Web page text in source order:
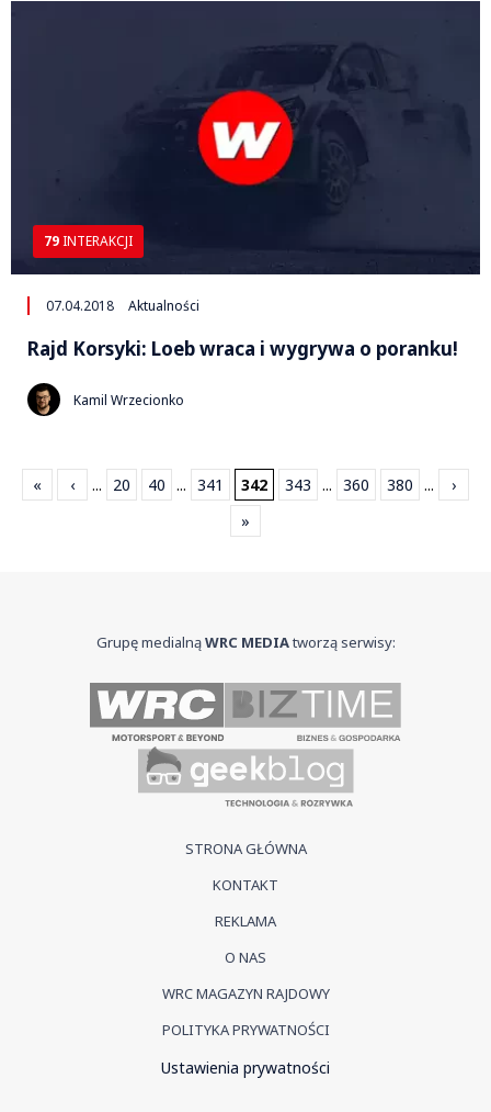
79 INTERAKCJI
07.04.2018 Aktualności
Rajd Korsyki: Loeb wraca i wygrywa o poranku!
Kamil Wrzecionko
« ‹ ... 20 40 ... 341 342 343 ... 360 380 ...
›
»
Grupę medialnąWRC MEDIAtworzą serwisy:
STRONA GŁÓWNA
KONTAKT
REKLAMA
O NAS
WRC MAGAZYN RAJDOWY
POLITYKA PRYWATNOŚCI
Ustawienia prywatności